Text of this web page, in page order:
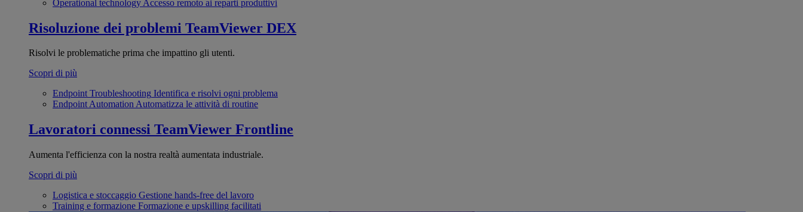
Operational technology Accesso remoto ai reparti produttivi
Risoluzione dei problemi TeamViewer DEX
Risolvi le problematiche prima che impattino gli utenti.
Scopri di più
Endpoint Troubleshooting Identifica e risolvi ogni problema
Endpoint AutomationAutomatizza le attività di routine
Lavoratori connessi TeamViewer Frontline
Aumenta l'efficienza con la nostra realtà aumentata industriale.
Scopri di più
Logistica e stoccaggio Gestione hands-free del lavoro
Training e formazione Formazione e upskilling facilitati